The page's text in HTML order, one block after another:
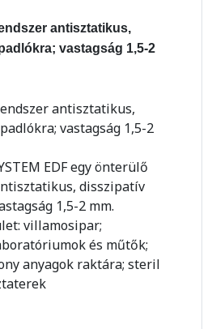
antisztatikus,
vastagság 1,5-2
antisztatikus,
vastagság 1,5-2
EDF egy önterülő
disszipatív
1,5-2 mm.
villamosipar;
és műtők;
anyagok raktára; steril